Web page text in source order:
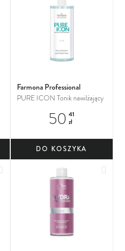
Farmona Professional
PURE ICON Tonik nawilżający
50 41
zł
DO KOSZYKA
Dodaj do ulubionych